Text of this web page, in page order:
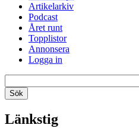
Artikelarkiv
Podcast
Året runt
Topplistor
Annonsera
Logga in
Länkstig